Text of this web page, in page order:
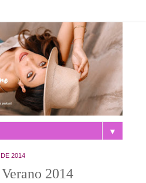
▼
2014
2014